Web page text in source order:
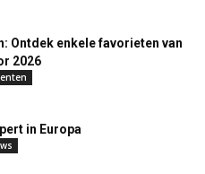
Ontdek enkele favorieten van
2026
in Europa